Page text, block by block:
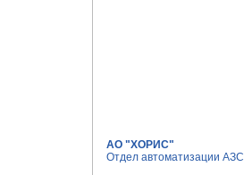
АО "ХОРИС"
Отдел автоматизации АЗС